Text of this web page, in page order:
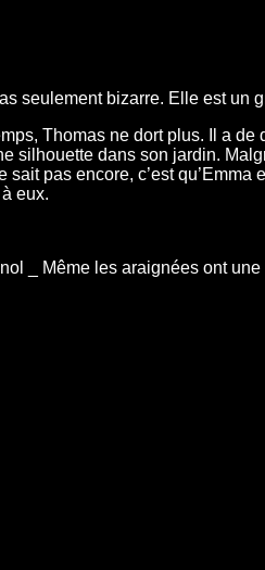
seulement bizarre. Elle est un
Thomas ne dort plus. Il a de
silhouette dans son jardin.
sait pas encore, c’est
eux.
_ Même les araignées ont